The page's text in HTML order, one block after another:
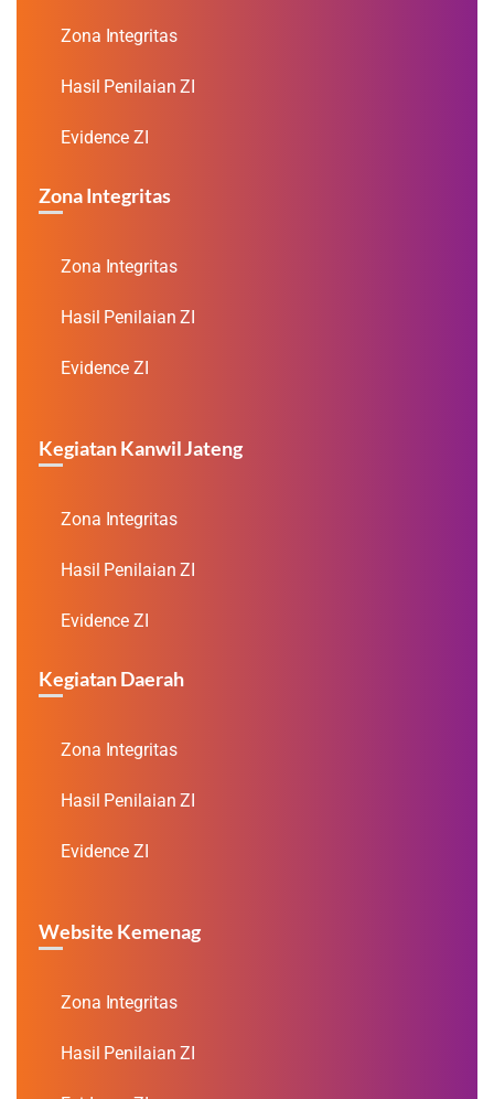
Zona Integritas
Hasil Penilaian ZI
Evidence ZI
Zona Integritas
Zona Integritas
Hasil Penilaian ZI
Evidence ZI
Kegiatan Kanwil Jateng
Zona Integritas
Hasil Penilaian ZI
Evidence ZI
Kegiatan Daerah
Zona Integritas
Hasil Penilaian ZI
Evidence ZI
Website Kemenag
Zona Integritas
Hasil Penilaian ZI